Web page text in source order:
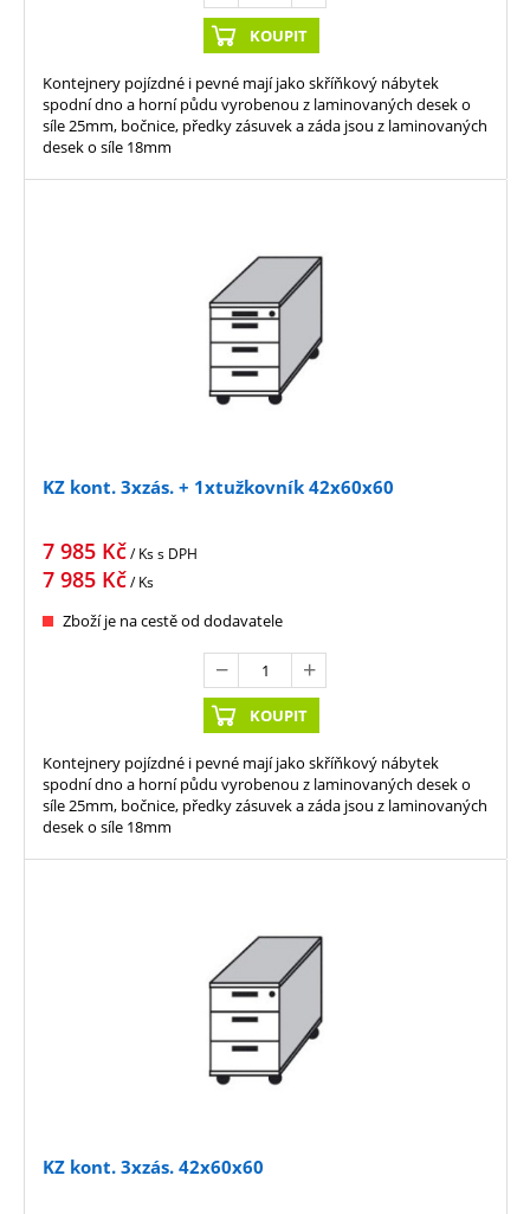
KOUPIT
Kontejnery pojízdné i pevné mají jako skříňkový nábytek
spodní dno a horní půdu vyrobenou z laminovaných desek o
síle 25mm, bočnice, předky zásuvek a záda jsou z laminovaných
desek o síle 18mm
KZ kont. 3xzás. + 1xtužkovník 42x60x60
7 985 Kč/ Kss DPH
7 985 Kč/ Ks
Zboží je na cestě od dodavatele
KOUPIT
Kontejnery pojízdné i pevné mají jako skříňkový nábytek
spodní dno a horní půdu vyrobenou z laminovaných desek o
síle 25mm, bočnice, předky zásuvek a záda jsou z laminovaných
desek o síle 18mm
KZ kont. 3xzás. 42x60x60